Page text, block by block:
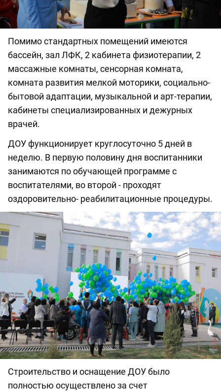
Помимо стандартных помещений имеются
бассейн, зал ЛФК, 2 кабинета физиотерапии, 2
массажные комнаты, сенсорная комната,
комната развития мелкой моторики, социально-
бытовой адаптации, музыкальной и арт-терапии,
кабинеты специализированных и дежурных
врачей.
ДОУ функционирует круглосуточно 5 дней в
неделю. В первую половину дня воспитанники
занимаются по обучающей программе с
воспитателями, во второй - проходят
оздоровительно- реабилитационные процедуры.
Строительство и оснащение ДОУ было
полностью осуществлено за счет